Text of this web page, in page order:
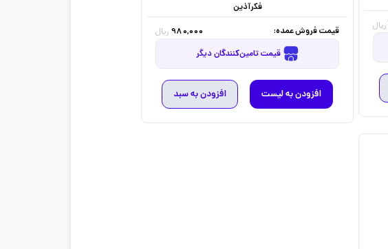
ریال
فکرآذین
قیمت فروش عمده:
980,000 ریال
قیمت تامین‌کنندگان دیگر
افزودن به لیست افزودن به سبد